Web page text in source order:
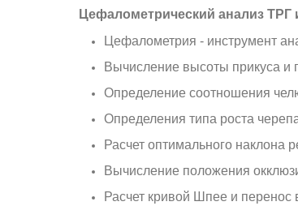
Цефалометрический анализ ТРГ
Цефалометрия - инструмент
Вычисление высоты прикуса и
Определение соотношения
Определения типа роста
Расчет оптимального наклона
Вычисление положения
Расчет кривой Шпее и перенос